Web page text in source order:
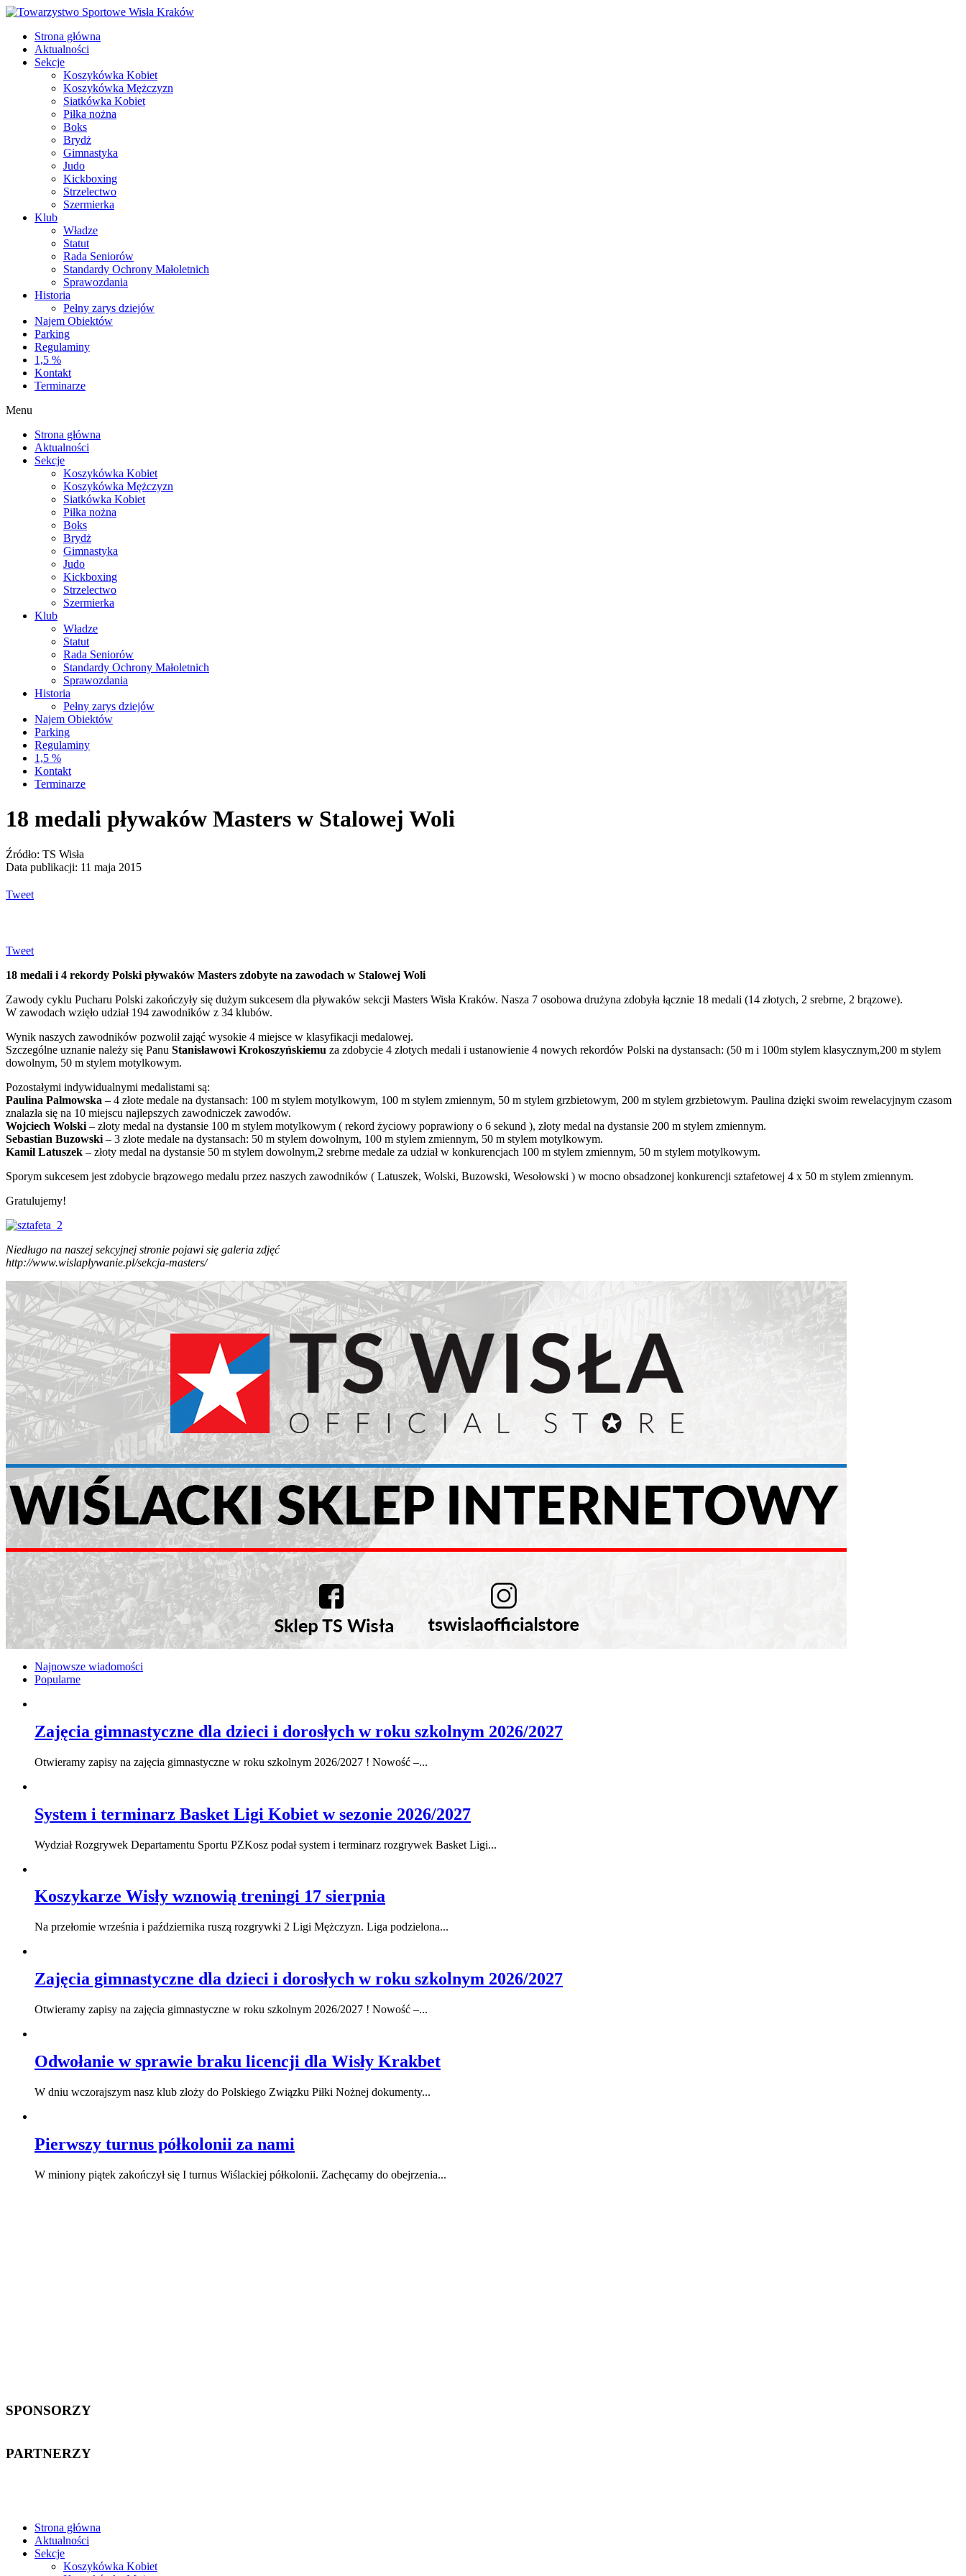
Strona główna
Aktualności
Sekcje
Koszykówka Kobiet
Koszykówka Mężczyzn
Siatkówka Kobiet
Piłka nożna
Boks
Brydż
Gimnastyka
Judo
Kickboxing
Strzelectwo
Szermierka
Klub
Władze
Statut
Rada Seniorów
Standardy Ochrony Małoletnich
Sprawozdania
Historia
Pełny zarys dziejów
Najem Obiektów
Parking
Regulaminy
1,5 %
Kontakt
Terminarze
Menu
Strona główna
Aktualności
Sekcje
Koszykówka Kobiet
Koszykówka Mężczyzn
Siatkówka Kobiet
Piłka nożna
Boks
Brydż
Gimnastyka
Judo
Kickboxing
Strzelectwo
Szermierka
Klub
Władze
Statut
Rada Seniorów
Standardy Ochrony Małoletnich
Sprawozdania
Historia
Pełny zarys dziejów
Najem Obiektów
Parking
Regulaminy
1,5 %
Kontakt
Terminarze
18 medali pływaków Masters w Stalowej Woli
Źródło: TS Wisła
Data publikacji: 11 maja 2015
Tweet
Tweet
18 medali i 4 rekordy Polski pływaków Masters zdobyte na zawodach w Stalowej Woli
Zawody cyklu Pucharu Polski zakończyły się dużym sukcesem dla pływaków sekcji Masters Wisła Kraków. Nasza 7 osobowa drużyna zdobyła łącznie 18 medali (14 złotych, 2 srebrne, 2 brązowe).
W zawodach wzięło udział 194 zawodników z 34 klubów.
Wynik naszych zawodników pozwolił zająć wysokie 4 miejsce w klasyfikacji medalowej.
Szczególne uznanie należy się Panu Stanisławowi Krokoszyńskiemu za zdobycie 4 złotych medali i ustanowienie 4 nowych rekordów Polski na dystansach: (50 m i 100m stylem klasycznym,200 m stylem
dowolnym, 50 m stylem motylkowym.
Pozostałymi indywidualnymi medalistami są:
Paulina Palmowska – 4 złote medale na dystansach: 100 m stylem motylkowym, 100 m stylem zmiennym, 50 m stylem grzbietowym, 200 m stylem grzbietowym. Paulina dzięki swoim rewelacyjnym czasom
znalazła się na 10 miejscu najlepszych zawodniczek zawodów.
Wojciech Wolski – złoty medal na dystansie 100 m stylem motylkowym ( rekord życiowy poprawiony o 6 sekund ), złoty medal na dystansie 200 m stylem zmiennym.
Sebastian Buzowski – 3 złote medale na dystansach: 50 m stylem dowolnym, 100 m stylem zmiennym, 50 m stylem motylkowym.
Kamil Latuszek – złoty medal na dystansie 50 m stylem dowolnym,2 srebrne medale za udział w konkurencjach 100 m stylem zmiennym, 50 m stylem motylkowym.
Sporym sukcesem jest zdobycie brązowego medalu przez naszych zawodników ( Latuszek, Wolski, Buzowski, Wesołowski ) w mocno obsadzonej konkurencji sztafetowej 4 x 50 m stylem zmiennym.
Gratulujemy!
Niedługo na naszej sekcyjnej stronie pojawi się galeria zdjęć
http://www.wislaplywanie.pl/sekcja-masters/
Najnowsze wiadomości
Popularne
Zajęcia gimnastyczne dla dzieci i dorosłych w roku szkolnym 2026/2027
Otwieramy zapisy na zajęcia gimnastyczne w roku szkolnym 2026/2027 ! Nowość –...
System i terminarz Basket Ligi Kobiet w sezonie 2026/2027
Wydział Rozgrywek Departamentu Sportu PZKosz podał system i terminarz rozgrywek Basket Ligi...
Koszykarze Wisły wznowią treningi 17 sierpnia
Na przełomie września i października ruszą rozgrywki 2 Ligi Mężczyzn. Liga podzielona...
Zajęcia gimnastyczne dla dzieci i dorosłych w roku szkolnym 2026/2027
Otwieramy zapisy na zajęcia gimnastyczne w roku szkolnym 2026/2027 ! Nowość –...
Odwołanie w sprawie braku licencji dla Wisły Krakbet
W dniu wczorajszym nasz klub złoży do Polskiego Związku Piłki Nożnej dokumenty...
Pierwszy turnus półkolonii za nami
W miniony piątek zakończył się I turnus Wiślackiej półkolonii. Zachęcamy do obejrzenia...
SPONSORZY
PARTNERZY
Strona główna
Aktualności
Sekcje
Koszykówka Kobiet